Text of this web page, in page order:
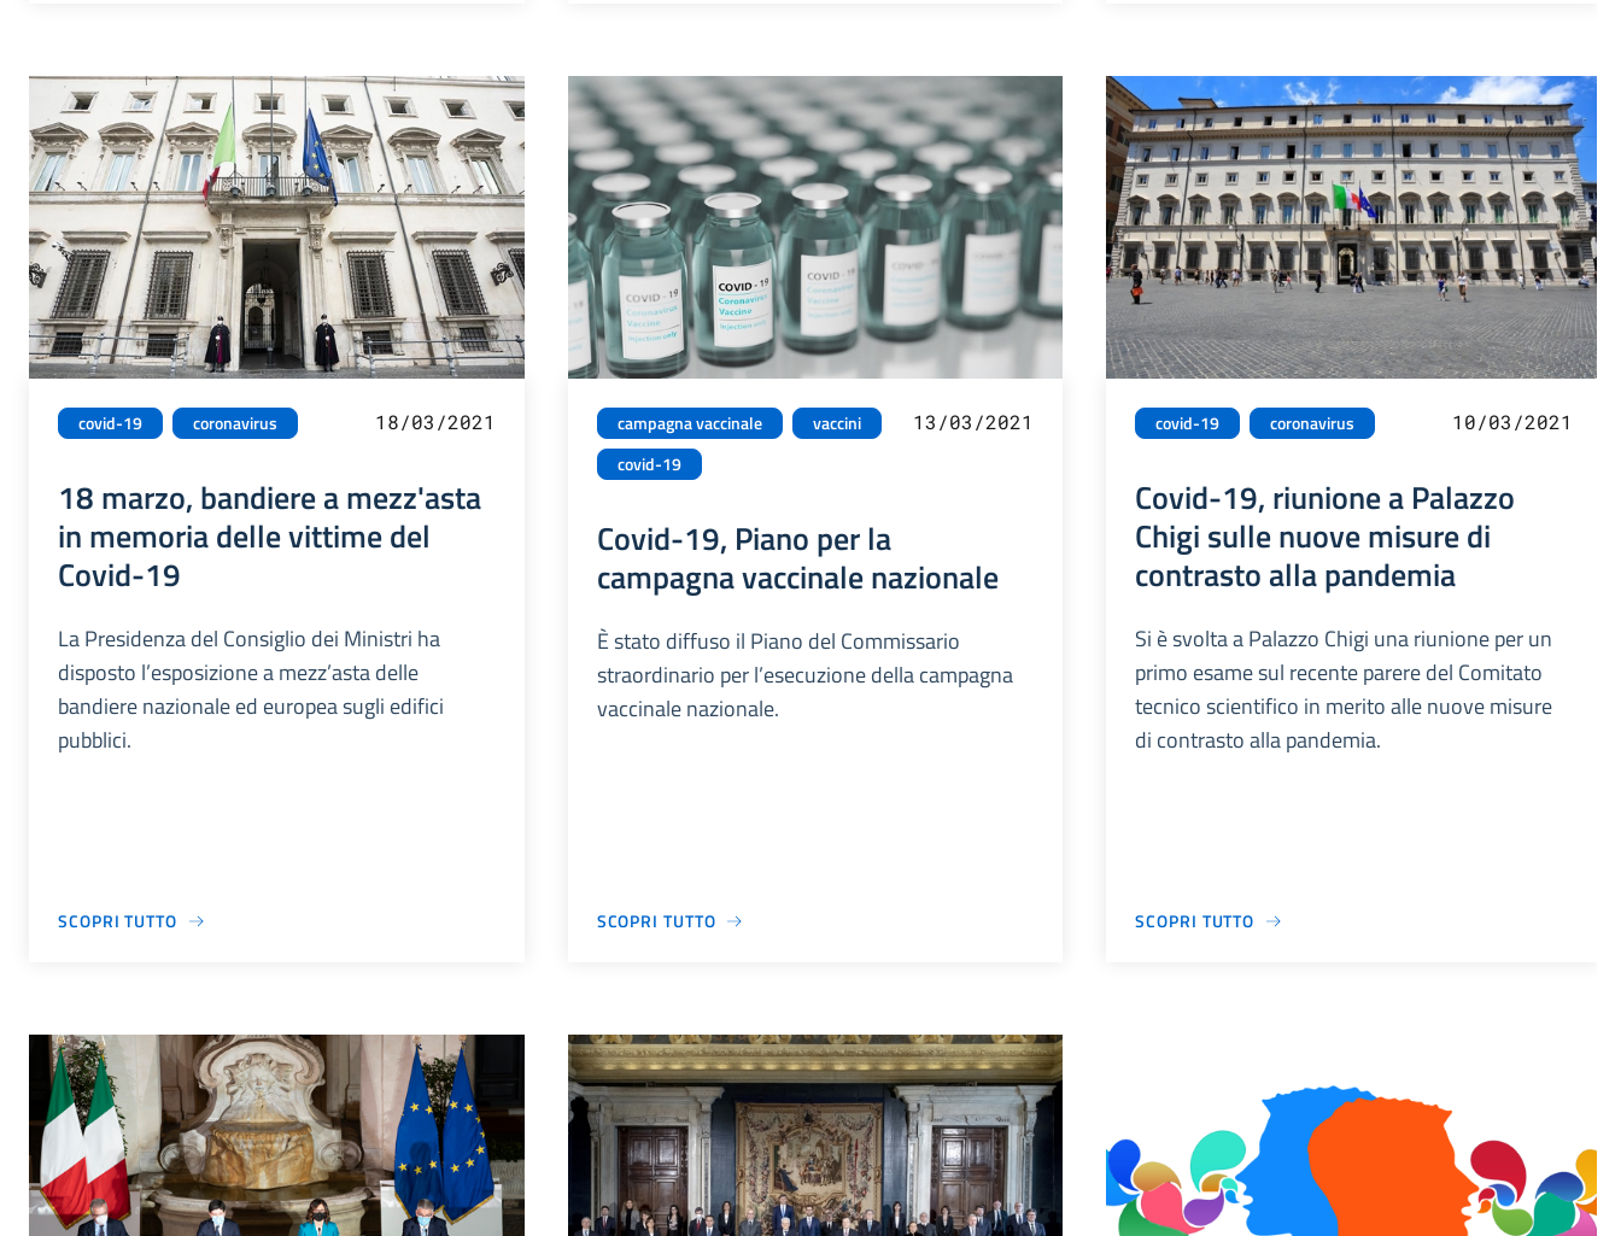
covid-19 coronavirus 18/03/2021
18 marzo, bandiere a mezz'asta
in memoria delle vittime del
Covid-19
La Presidenza del Consiglio dei Ministri ha
disposto l’esposizione a mezz’asta delle
bandiere nazionale ed europea sugli edifici
pubblici.
SCOPRI TUTTO
campagna vaccinale
vaccini
covid-19
13/03/2021
Covid-19, Piano per la
campagna vaccinale nazionale
È stato diffuso il Piano del Commissario
straordinario per l’esecuzione della campagna
vaccinale nazionale.
SCOPRI TUTTO
covid-19 coronavirus 10/03/2021
Covid-19, riunione a Palazzo
Chigi sulle nuove misure di
contrasto alla pandemia
Si è svolta a Palazzo Chigi una riunione per un
primo esame sul recente parere del Comitato
tecnico scientifico in merito alle nuove misure
di contrasto alla pandemia.
SCOPRI TUTTO